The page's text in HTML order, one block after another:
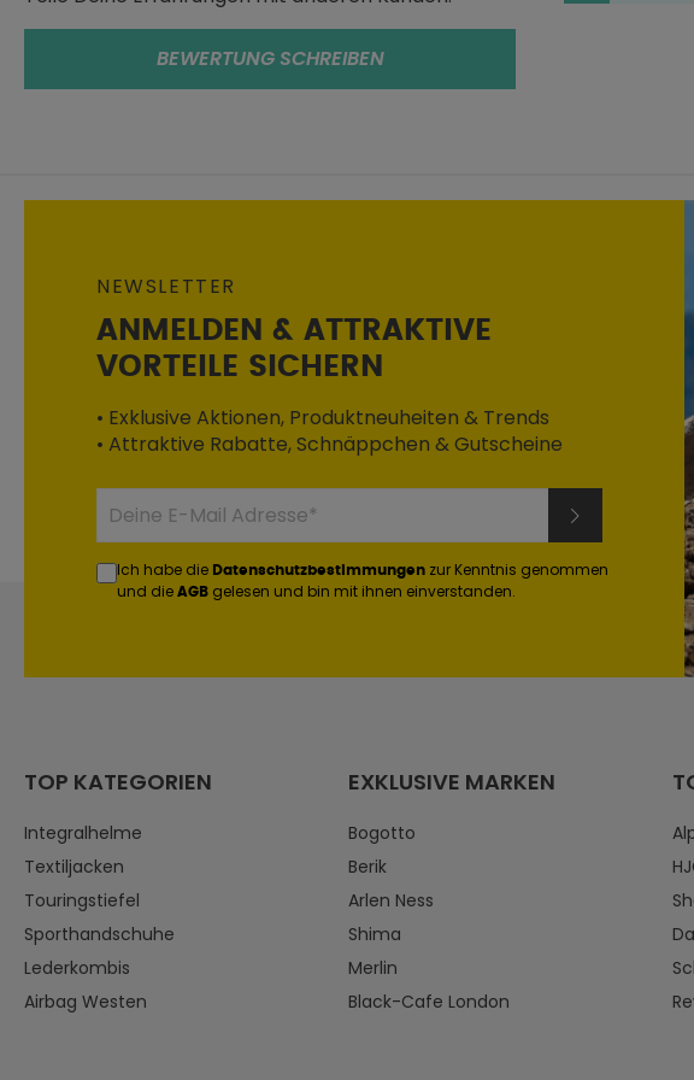
BEWERTUNG SCHREIBEN
NEWSLETTER
ANMELDEN & ATTRAKTIVE
VORTEILE SICHERN
• Exklusive Aktionen, Produktneuheiten & Trends
• Attraktive Rabatte, Schnäppchen & Gutscheine
Ich habe die Datenschutzbestimmungen zur Kenntnis genommen
und die AGB gelesen und bin mit ihnen einverstanden.
TOP KATEGORIEN
Integralhelme
Textiljacken
Touringstiefel
Sporthandschuhe
Lederkombis
Airbag Westen
EXKLUSIVE MARKEN
Bogotto
Berik
Arlen Ness
Shima
Merlin
Black-Cafe London